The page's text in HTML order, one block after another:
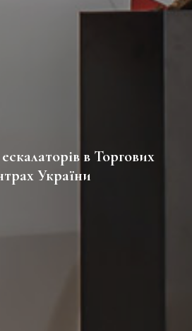
в Торгових
України